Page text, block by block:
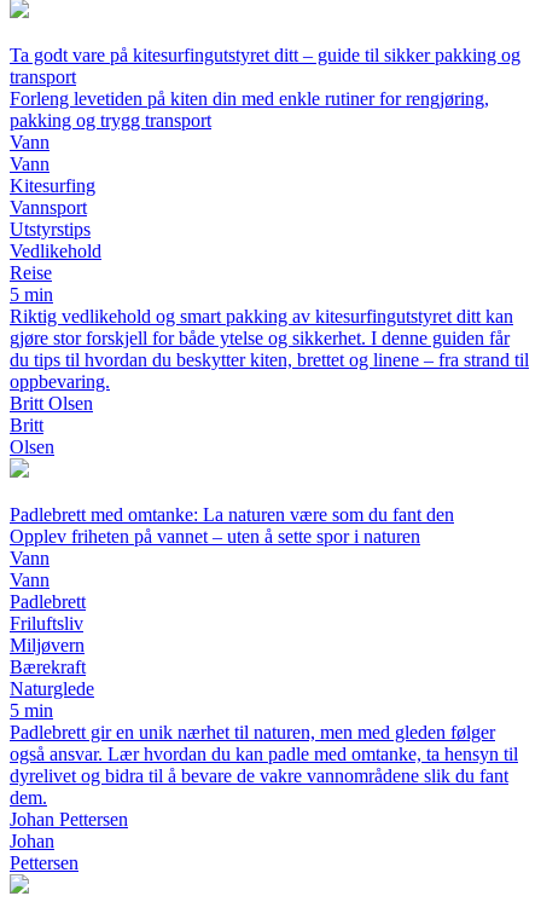
Ta godt vare på kitesurfingutstyret ditt – guide til sikker pakking og
transport
Forleng levetiden på kiten din med enkle rutiner for rengjøring,
pakking og trygg transport
Vann
Vann
Kitesurfing
Vannsport
Utstyrstips
Vedlikehold
Reise
5 min
Riktig vedlikehold og smart pakking av kitesurfingutstyret ditt kan
gjøre stor forskjell for både ytelse og sikkerhet. I denne guiden får
du tips til hvordan du beskytter kiten, brettet og linene – fra strand til
oppbevaring.
Britt Olsen
Britt
Olsen
Padlebrett med omtanke: La naturen være som du fant den
Opplev friheten på vannet – uten å sette spor i naturen
Vann
Vann
Padlebrett
Friluftsliv
Miljøvern
Bærekraft
Naturglede
5 min
Padlebrett gir en unik nærhet til naturen, men med gleden følger
også ansvar. Lær hvordan du kan padle med omtanke, ta hensyn til
dyrelivet og bidra til å bevare de vakre vannområdene slik du fant
dem.
Johan Pettersen
Johan
Pettersen